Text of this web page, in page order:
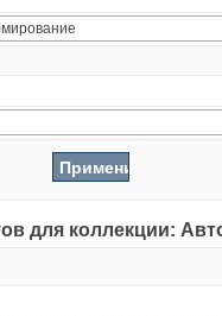
для коллекции: